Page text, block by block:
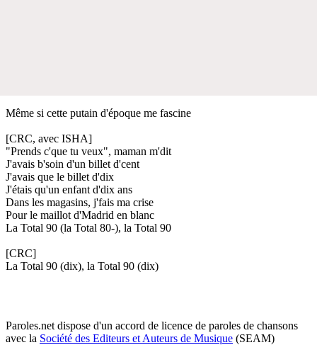
Même si cette putain d'époque me fascine
[CRC, avec ISHA]
"Prends c'que tu veux", maman m'dit
J'avais b'soin d'un billet d'cent
J'avais que le billet d'dix
J'étais qu'un enfant d'dix ans
Dans les magasins, j'fais ma crise
Pour le maillot d'Madrid en blanc
La Total 90 (la Total 80-), la Total 90
[CRC]
La Total 90 (dix), la Total 90 (dix)
Paroles.net dispose d'un accord de licence de paroles de chansons
avec la Société des Editeurs et Auteurs de Musique (SEAM)